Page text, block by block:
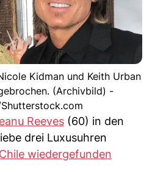
Kidman und Keith Urban
(Archivbild) -
Reeves (60) in den
drei Luxusuhren
wiedergefunden